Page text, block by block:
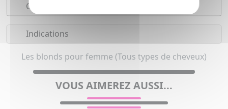
Composition
Indications
Les blonds pour femme (Tous types de cheveux)
VOUS AIMEREZ AUSSI...